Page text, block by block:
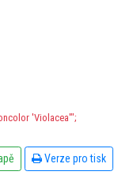
'Violacea'";
Verze pro tisk